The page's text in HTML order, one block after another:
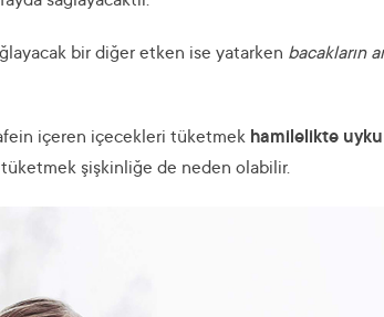
bir diğer etken ise yatarken bacakların
içeren içecekleri tüketmek hamilelikte uyku
şişkinliğe de neden olabilir.